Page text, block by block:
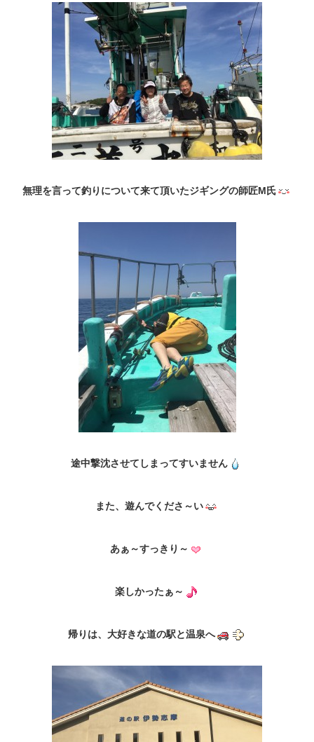
無理を言って釣りについて来て頂いたジギングの師匠M氏
途中撃沈させてしまってすいません
また、遊んでくださ～い
あぁ～すっきり～
楽しかったぁ～
帰りは、大好きな道の駅と温泉へ